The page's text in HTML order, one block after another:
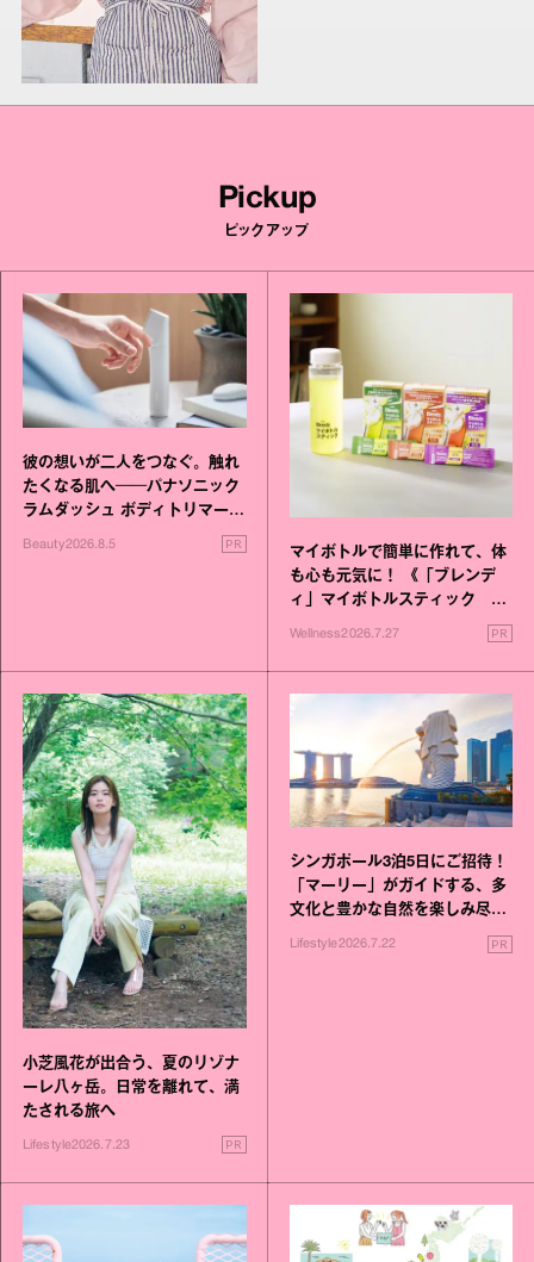
Pickup
ピックアップ
彼の想いが二人をつなぐ。触れ
たくなる肌へ──パナソニック
ラムダッシュ ボディトリマーが
Beauty2026.8.5 PR
マイボトルで簡単に作れて、体
も心も元気に！ 《「ブレンデ
ィ」マイボトルスティック い
いこと毎日》シリーズが誕生
Wellness2026.7.27 PR
小芝風花が出合う、夏のリゾナ
ーレ八ヶ岳。日常を離れて、満
たされる旅へ
Lifestyle2026.7.23 PR
シンガポール3泊5日にご招待！
「マーリー」がガイドする、多
文化と豊かな自然を楽しみ尽く
Lifestyle2026.7.22 PR